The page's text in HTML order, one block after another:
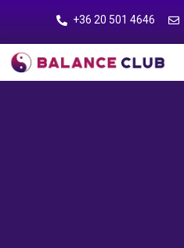
+36 20 501 4646